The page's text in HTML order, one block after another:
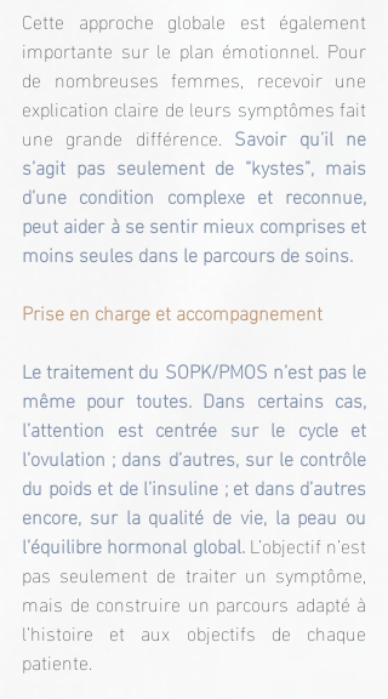
Cette approche globale est également
importante sur le plan émotionnel. Pour
de nombreuses femmes, recevoir une
explication claire de leurs symptômes fait
une grande différence. Savoir qu’il ne
s’agit pas seulement de “kystes”, mais
d’une condition complexe et reconnue,
peut aider à se sentir mieux comprises et
moins seules dans le parcours de soins.
Prise en charge et accompagnement
Le traitement du SOPK/PMOS n’est pas le
même pour toutes. Dans certains cas,
l’attention est centrée sur le cycle et
l’ovulation ; dans d’autres, sur le contrôle
du poids et de l’insuline ; et dans d’autres
encore, sur la qualité de vie, la peau ou
l’équilibre hormonal global. L’objectif n’est
pas seulement de traiter un symptôme,
mais de construire un parcours adapté à
l’histoire et aux objectifs de chaque
patiente.